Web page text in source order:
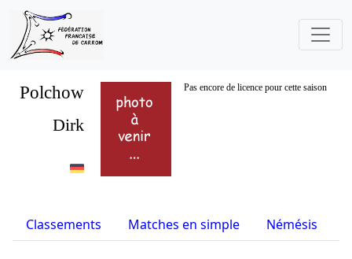
Polchow Pas encore de licence pour cette saison
Dirk
Classements Matches en simple Némésis